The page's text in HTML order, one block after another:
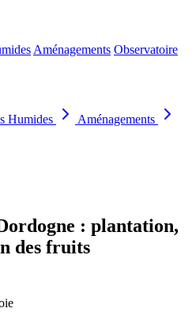
Aménagements Observatoire
Humides
Aménagements
: plantation,
des fruits